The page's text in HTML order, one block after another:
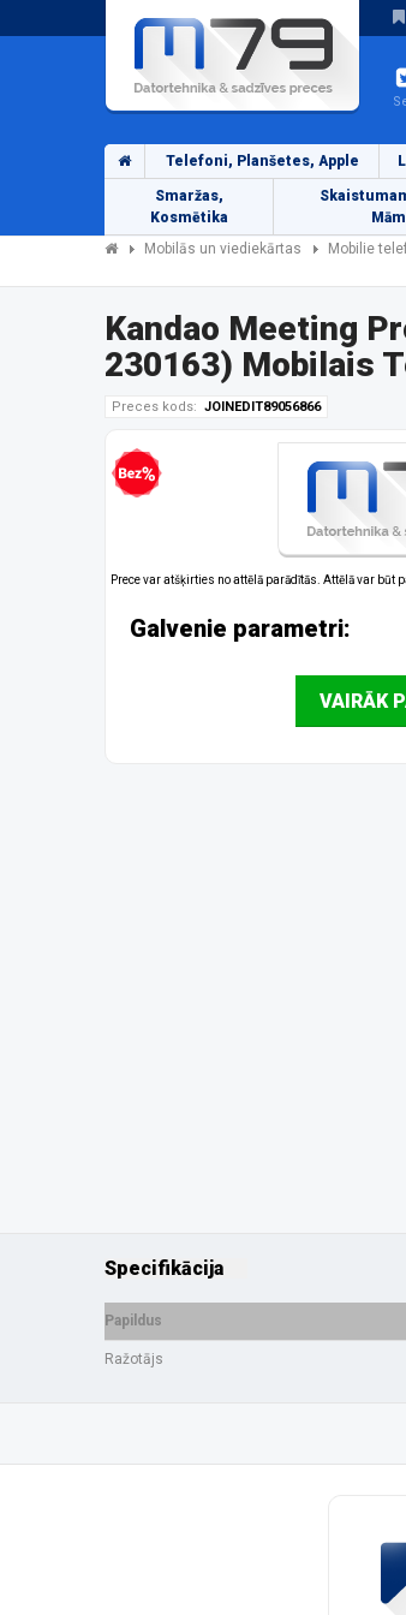
Telefoni, Planšetes, Apple
Smaržas,
Kosmētika
Mobilās un viediekārtas Mobilie
Kandao Meeting
230163) Mobilais
Preces kods: JOINEDIT89056866
Bezprocentu kredīts
Prece var atšķirties no attēlā parādītās. Attēlā var
Galvenie parametri:
VAIRĀK
Specifikācija
Papildus
Ražotājs